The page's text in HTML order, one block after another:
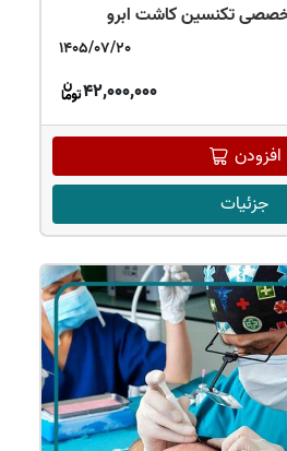
تکنسین کاشت ابرو
1405/07/20
42,000,000
افزودن
جزئیات